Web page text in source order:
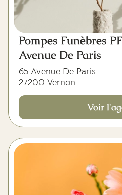
Pompes Funèbres
Avenue De Paris
65 Avenue De Paris
27200 Vernon
Voir